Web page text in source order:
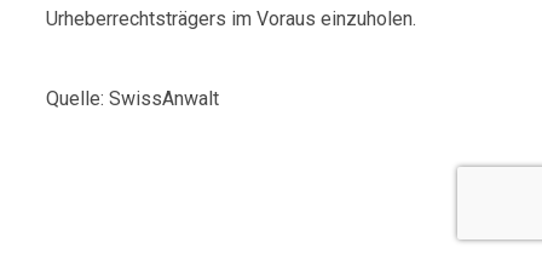
Urheberrechtsträgers im Voraus einzuholen.
Quelle: SwissAnwalt